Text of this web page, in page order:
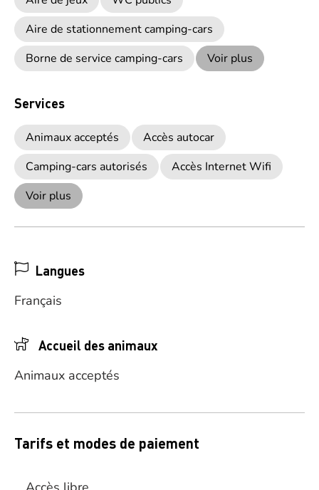
Aire de stationnement camping-cars
Borne de service camping-cars
Voir plus
Services
Animaux acceptés
Accès autocar
Camping-cars autorisés
Accès Internet Wifi
Voir plus
Langues
Français
Accueil des animaux
Animaux acceptés
Tarifs et modes de paiement